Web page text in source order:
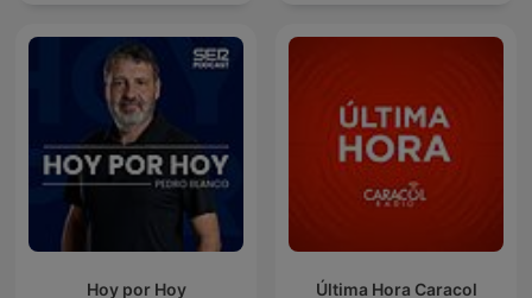
Hoy por Hoy Última Hora Caracol